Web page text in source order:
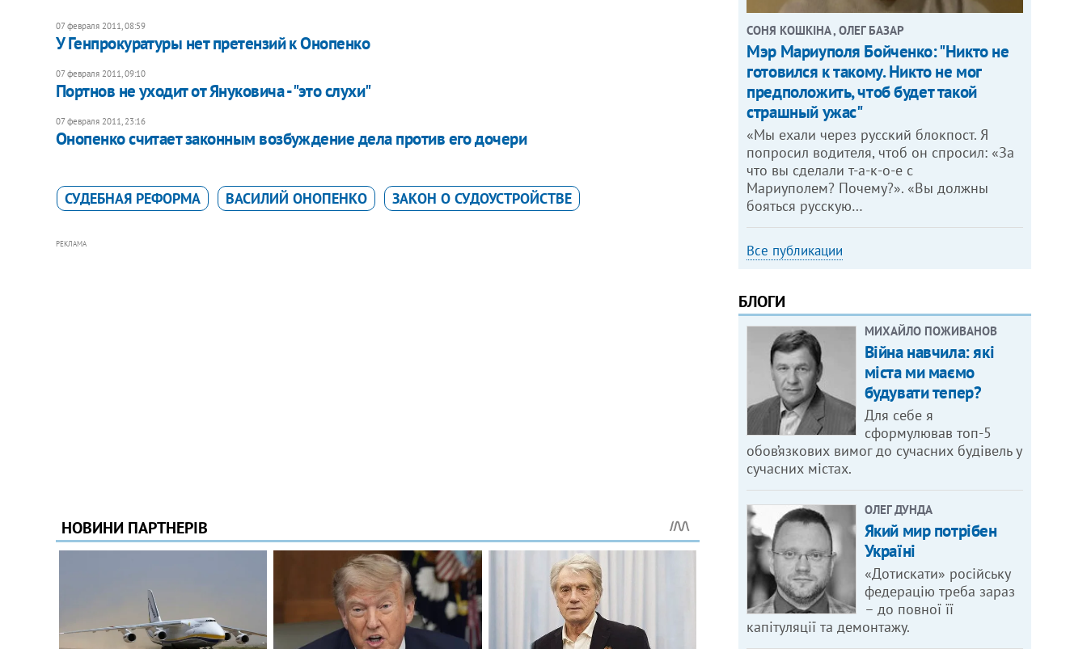
07 февраля 2011, 08:59
У Генпрокуратуры нет претензий к Онопенко
07 февраля 2011, 09:10
Портнов не уходит от Януковича - "это слухи"
07 февраля 2011, 23:16
Онопенко считает законным возбуждение дела против его дочери
СУДЕБНАЯ РЕФОРМА ВАСИЛИЙ ОНОПЕНКО ЗАКОН О СУДОУСТРОЙСТВЕ
РЕКЛАМА
СОНЯ КОШКІНА , ОЛЕГ БАЗАР
Мэр Мариуполя Бойченко: "Никто не
готовился к такому. Никто не мог
предположить, чтоб будет такой
страшный ужас"
«Мы ехали через русский блокпост. Я
попросил водителя, чтоб он спросил: «За
что вы сделали т-а-к-о-е с
Мариуполем? Почему?». «Вы должны
бояться русскую…
Все публикации
БЛОГИ
МИХАЙЛО ПОЖИВАНОВ
Війна навчила: які
міста ми маємо
будувати тепер?
Для себе я
сформулював топ-5
обов’язкових вимог до сучасних будівель у
сучасних містах.
ОЛЕГ ДУНДА
Який мир потрібен
Україні
«Дотискати» російську
федерацію треба зараз
– до повної її
капітуляції та демонтажу.